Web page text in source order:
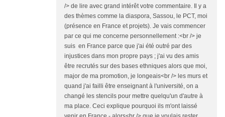
/> de lire avec grand intérêt votre commentaire. Il y a
des thèmes comme la diaspora, Sassou, le PCT, moi
(présence en France et projets). Je vais commencer
par ce qui me concerne personnellement :<br /> je
suis en France parce que j'ai été outré par des
injustices dans mon propre pays ; j'ai vu des amis
être recrutés sur des bases ethniques alors que moi,
major de ma promotion, je longeais<br /> les murs et
quand j'ai failli être enseignant à l'université, on a
changé les stencils pour mettre quelqu'un d'autre à
ma place. Ceci explique pourquoi ils m'ont laissé